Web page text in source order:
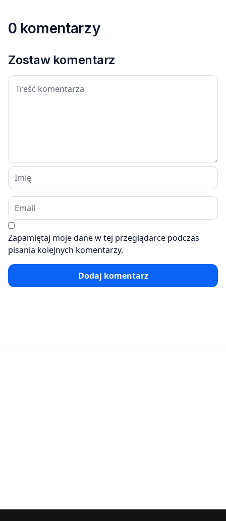
0 komentarzy
Zostaw komentarz
Zapamiętaj moje dane w tej przeglądarce podczas
pisania kolejnych komentarzy.
Dodaj komentarz